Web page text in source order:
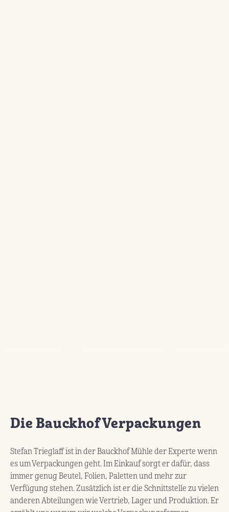
Die Bauckhof Verpackungen
Stefan Trieglaff ist in der Bauckhof Mühle der Experte wenn
es um Verpackungen geht. Im Einkauf sorgt er dafür, dass
immer genug Beutel, Folien, Paletten und mehr zur
Verfügung stehen. Zusätzlich ist er die Schnittstelle zu vielen
anderen Abteilungen wie Vertrieb, Lager und Produktion. Er